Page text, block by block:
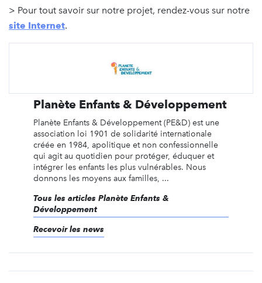
> Pour tout savoir sur notre projet, rendez-vous sur notre
site Internet.
Planète Enfants & Développement
Planète Enfants & Développement (PE&D) est une
association loi 1901 de solidarité internationale
créée en 1984, apolitique et non confessionnelle
qui agit au quotidien pour protéger, éduquer et
intégrer les enfants les plus vulnérables. Nous
donnons les moyens aux familles, ...
Tous les articles Planète Enfants &
Développement
Recevoir les news